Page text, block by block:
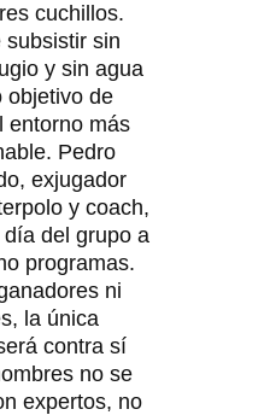
cuchillos.
subsistir sin
y sin agua
objetivo de
entorno más
Pedro
exjugador
y coach,
del grupo a
programas.
ni
la única
contra sí
no se
expertos, no